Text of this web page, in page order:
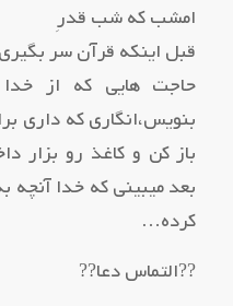
امشب که شب قدرِ
قبل اینکه قرآن سر بگیری
حاجت هایی که از
بنویس،انگاری که داری
باز کن و کاغذ رو
بعد میبینی که خدا
کرده…
??التماس دعا??